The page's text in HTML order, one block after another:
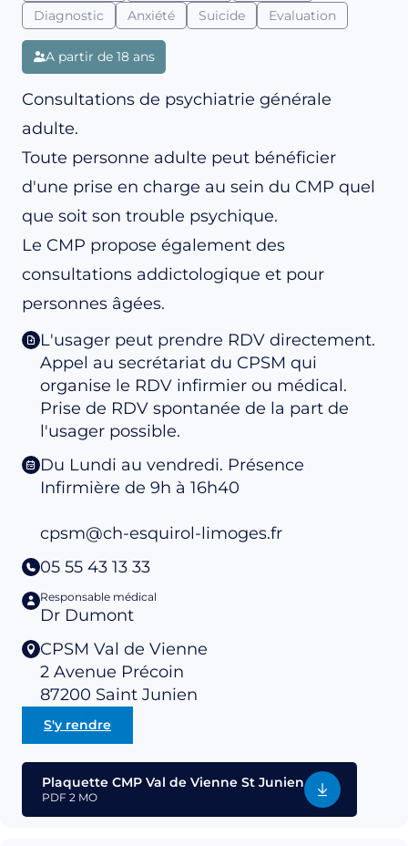
Diagnostic
Anxiété Suicide Evaluation
A partir de 18 ans
Consultations de psychiatrie générale
adulte.
Toute personne adulte peut bénéficier
d'une prise en charge au sein du CMP quel
que soit son trouble psychique.
Le CMP propose également des
consultations addictologique et pour
personnes âgées.
L'usager peut prendre RDV directement.
Appel au secrétariat du CPSM qui
organise le RDV infirmier ou médical.
Prise de RDV spontanée de la part de
l'usager possible.
Du Lundi au vendredi. Présence
Infirmière de 9h à 16h40
cpsm@ch-esquirol-limoges.fr
05 55 43 13 33
Responsable médical
Dr Dumont
CPSM Val de Vienne
2 Avenue Précoin
87200 Saint Junien
S'y rendre
Plaquette CMP Val de Vienne St Junien
PDF 2 MO